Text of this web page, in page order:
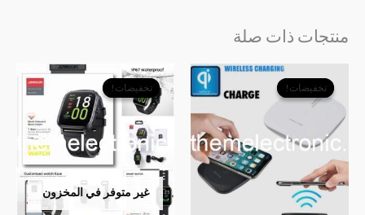
منتجات ذات صلة
تخفيضات!
تخفيضات!
الأصلي
هو:
﷼4,500.
السعر
تخفيضات!
غير متوفر في المخزون
تخفيضات!
السعر
الأصلي
هو:
السعر
هو:
﷼30,000.